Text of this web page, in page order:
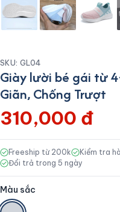
SKU: GL04
Giày lười bé gái từ
Giãn, Chống Trượt
310,000 đ
Freeship từ 200k
Kiểm tra
Đổi trả trong 5 ngày
Màu sắc